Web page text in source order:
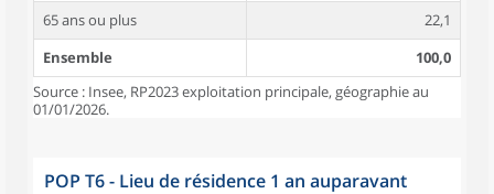
65 ans ou plus
22,1
Ensemble
100,0
Source : Insee, RP2023 exploitation principale, géographie au
01/01/2026.
POP T6 - Lieu de résidence 1 an auparavant